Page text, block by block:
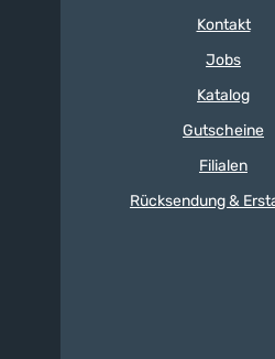
Kontakt
Jobs
Katalog
Gutscheine
Filialen
Rücksendung &